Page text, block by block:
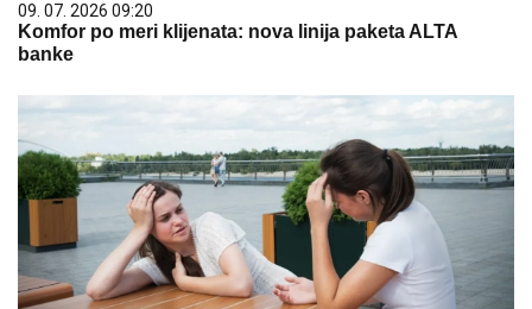
09. 07. 2026 09:20
Komfor po meri klijenata: nova linija paketa ALTA
banke